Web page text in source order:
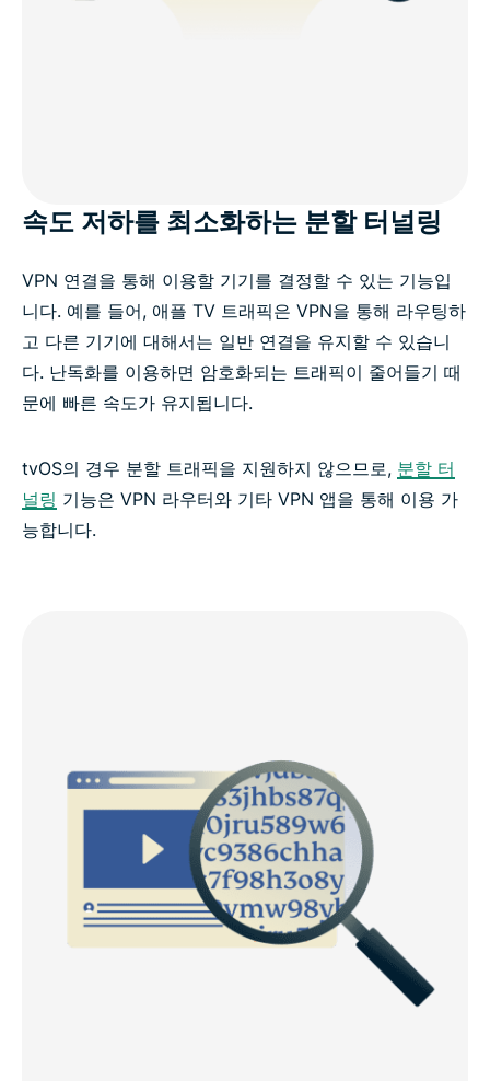
속도 저하를 최소화하는 분할 터널링
VPN 연결을 통해 이용할 기기를 결정할 수 있는 기능입
니다. 예를 들어, 애플 TV 트래픽은 VPN을 통해 라우팅하
고 다른 기기에 대해서는 일반 연결을 유지할 수 있습니
다. 난독화를 이용하면 암호화되는 트래픽이 줄어들기 때
문에 빠른 속도가 유지됩니다.
tvOS의 경우 분할 트래픽을 지원하지 않으므로, 분할 터
널링 기능은 VPN 라우터와 기타 VPN 앱을 통해 이용 가
능합니다.